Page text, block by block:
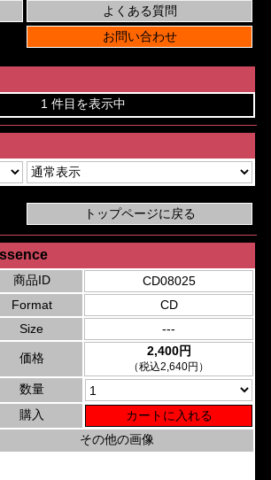
1 件目を表示中
商品ID
CD08025
Format
CD
Size
---
価格 2,400円
（税込2,640円）
数量
購入
その他の画像